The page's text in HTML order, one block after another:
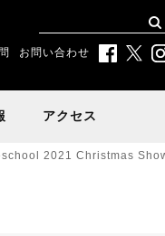
お問い合わせ
アクセス
2021 Christmas